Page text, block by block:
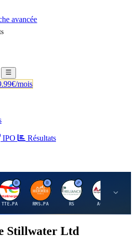
avancée
mois
IPO
Résultats
T
TTE.PA
H
RMS.PA
R
RS
A
AGCO
Stillwater Ltd